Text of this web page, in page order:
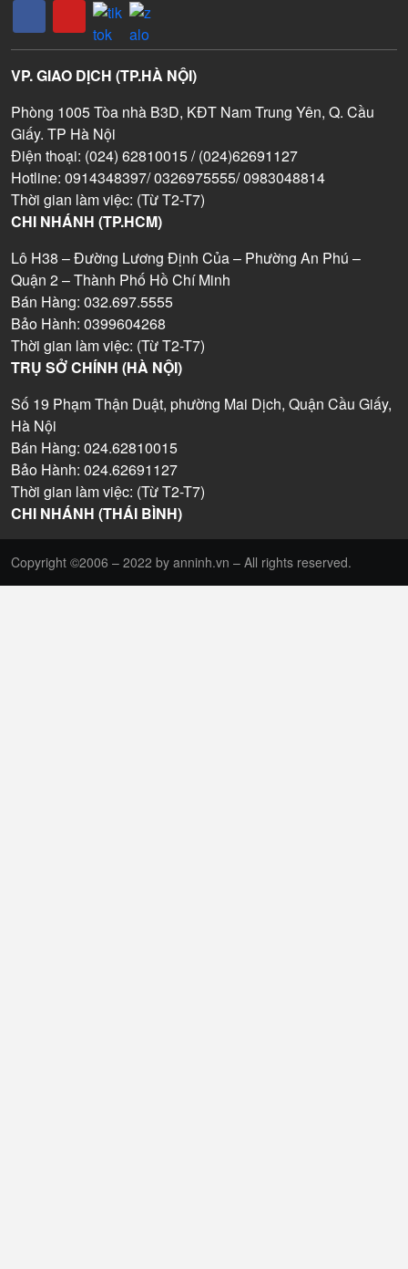
VP. GIAO DỊCH (TP.HÀ NỘI)
Phòng 1005 Tòa nhà B3D, KĐT Nam Trung Yên, Q. Cầu
Giấy. TP Hà Nội
Điện thoại: (024) 62810015 / (024)62691127
Hotline: 0914348397/ 0326975555/ 0983048814
Thời gian làm việc: (Từ T2-T7)
CHI NHÁNH (TP.HCM)
Lô H38 – Đường Lương Định Của – Phường An Phú –
Quận 2 – Thành Phố Hồ Chí Minh
Bán Hàng: 032.697.5555
Bảo Hành: 0399604268
Thời gian làm việc: (Từ T2-T7)
TRỤ SỞ CHÍNH (HÀ NỘI)
Số 19 Phạm Thận Duật, phường Mai Dịch, Quận Cầu Giấy,
Hà Nội
Bán Hàng: 024.62810015
Bảo Hành: 024.62691127
Thời gian làm việc: (Từ T2-T7)
CHI NHÁNH (THÁI BÌNH)
Copyright ©2006 – 2022 by anninh.vn – All rights reserved.